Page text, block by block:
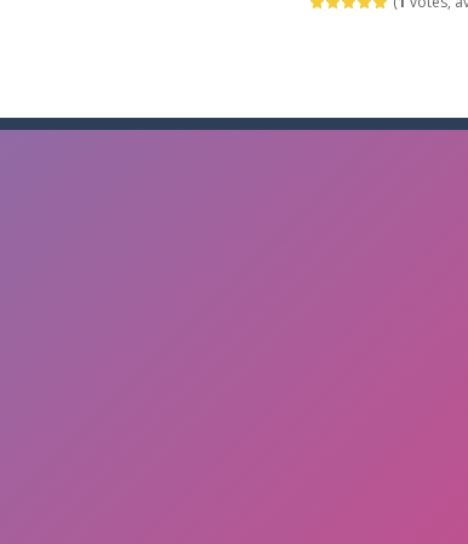
và những Titan huyền thoại Pokemon đại chiến 12